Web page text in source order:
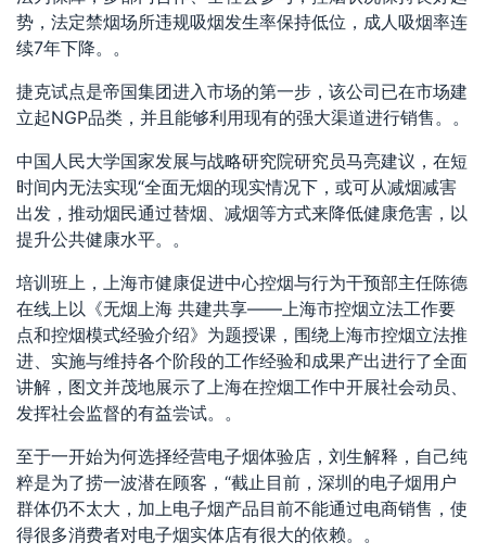
势，法定禁烟场所违规吸烟发生率保持低位，成人吸烟率连
续7年下降。。
捷克试点是帝国集团进入市场的第一步，该公司已在市场建
立起NGP品类，并且能够利用现有的强大渠道进行销售。。
中国人民大学国家发展与战略研究院研究员马亮建议，在短
时间内无法实现“全面无烟的现实情况下，或可从减烟减害
出发，推动烟民通过替烟、减烟等方式来降低健康危害，以
提升公共健康水平。。
培训班上，上海市健康促进中心控烟与行为干预部主任陈德
在线上以《无烟上海 共建共享——上海市控烟立法工作要
点和控烟模式经验介绍》为题授课，围绕上海市控烟立法推
进、实施与维持各个阶段的工作经验和成果产出进行了全面
讲解，图文并茂地展示了上海在控烟工作中开展社会动员、
发挥社会监督的有益尝试。。
至于一开始为何选择经营电子烟体验店，刘生解释，自己纯
粹是为了捞一波潜在顾客，“截止目前，深圳的电子烟用户
群体仍不太大，加上电子烟产品目前不能通过电商销售，使
得很多消费者对电子烟实体店有很大的依赖。。